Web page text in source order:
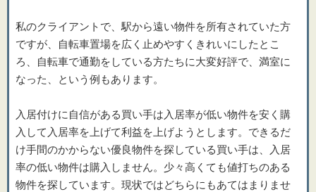
私のクライアントで、駅から遠い物件を所有されていた方
ですが、自転車置場を広く止めやすくきれいにしたとこ
ろ、自転車で通勤をしている方たちに大変好評で、満室に
なった、という例もあります。
入居付けに自信がある買い手は入居率が低い物件を安く購
入して入居率を上げて利益を上げようとします。できるだ
け手間のかからない優良物件を探している買い手は、入居
率の低い物件は購入しません。少々高くても値打ちのある
物件を探しています。現状ではどちらにもあてはまりませ